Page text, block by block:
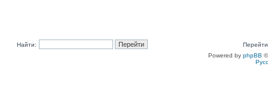
Найти:
Powered by phpBB